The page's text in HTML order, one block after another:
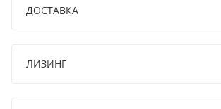
ДОСТАВКА
ЛИЗИНГ